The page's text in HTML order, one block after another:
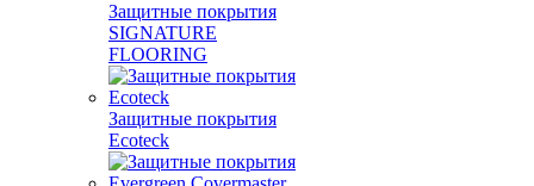
Защитные покрытия
SIGNATURE
FLOORING
Защитные покрытия
Ecoteck